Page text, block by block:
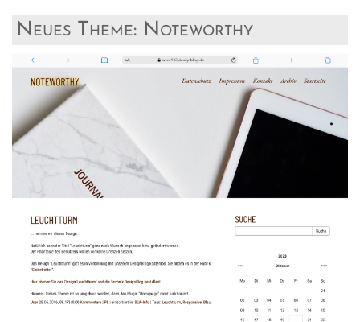
Neues Theme: Noteworthy